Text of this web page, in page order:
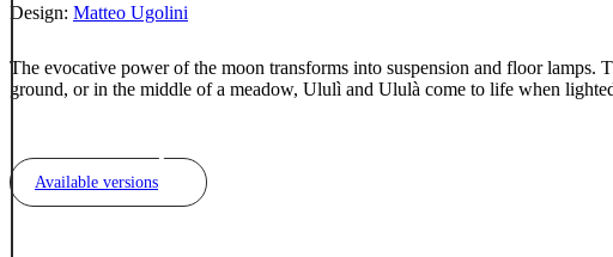
Design: Matteo Ugolini
The evocative power of the moon transforms into suspension and floor lamps.
ground, or in the middle of a meadow, Ululì and Ululà come to life when
Available versions